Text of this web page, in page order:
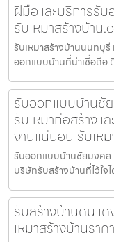
ฝีมือและบริการรั
รับเหมาสร้างบ้าน
รับเหมาสร้างบ้านนนทบุ
ออกแบบบ้านที่น่าเชื่อถือ
รับออกแบบบ้านชั
รับเหมาก่อสร้างแ
งานแน่นอน รับเห
รับออกแบบบ้านชัยมงคล
บริษัทรับสร้างบ้านที่ไว้ใจ
รับสร้างบ้านดินแ
เหมาสร้างบ้านรา